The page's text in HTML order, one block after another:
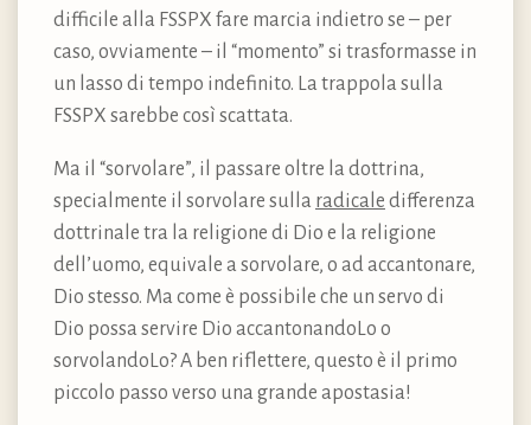
difficile alla FSSPX fare marcia indietro se – per
caso, ovviamente – il “momento” si trasformasse in
un lasso di tempo indefinito. La trappola sulla
FSSPX sarebbe così scattata.
Ma il “sorvolare”, il passare oltre la dottrina,
specialmente il sorvolare sulla radicale differenza
dottrinale tra la religione di Dio e la religione
dell’uomo, equivale a sorvolare, o ad accantonare,
Dio stesso. Ma come è possibile che un servo di
Dio possa servire Dio accantonandoLo o
sorvolandoLo? A ben riflettere, questo è il primo
piccolo passo verso una grande apostasia!